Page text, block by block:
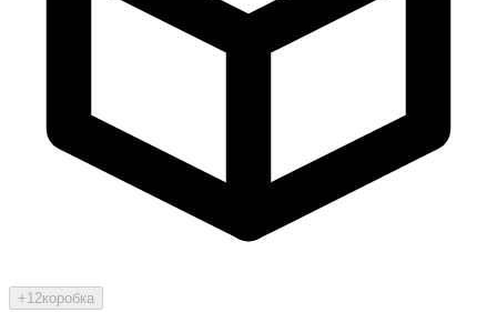
+12коробка